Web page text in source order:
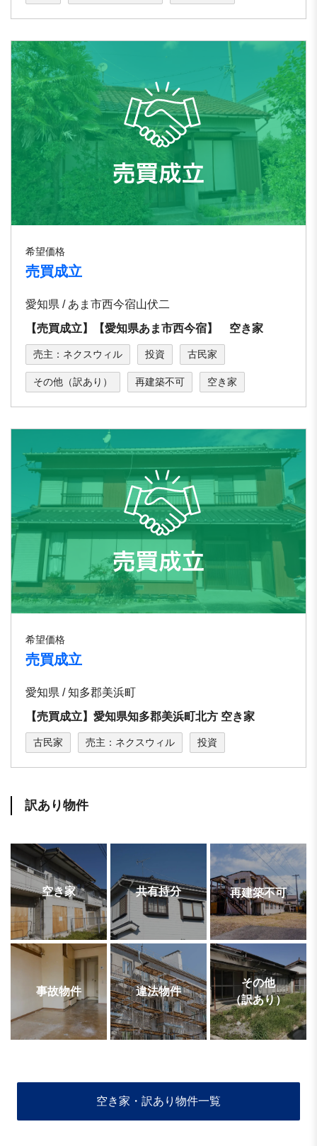
希望価格
売買成立
愛知県 / あま市西今宿山伏二
【売買成立】【愛知県あま市西今宿】 空き家
売主：ネクスウィル 投資 古民家
その他（訳あり） 再建築不可 空き家
希望価格
売買成立
愛知県 / 知多郡美浜町
【売買成立】愛知県知多郡美浜町北⽅ 空き家
古民家 売主：ネクスウィル 投資
訳あり物件
空き家 共有持分 再建築不可
事故物件 違法物件
その他
（訳あり）
空き家・訳あり物件一覧